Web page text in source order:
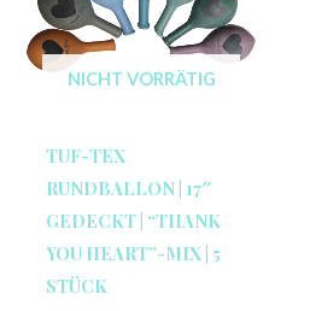
NICHT VORRÄTIG
TUF-TEX
RUNDBALLON | 17″
GEDECKT | “THANK
YOU HEART”-MIX | 5
STÜCK